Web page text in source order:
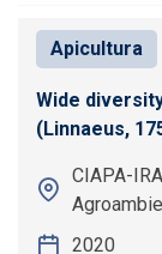
Apicultura
Wide
(Linnaeus,
CIAPA-
2020